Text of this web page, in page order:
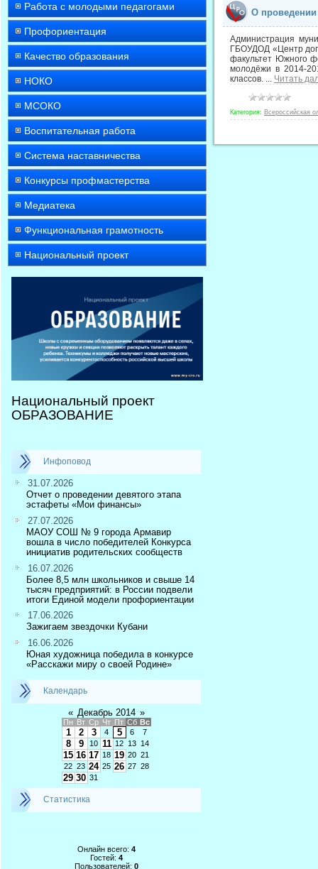
Работа с молодыми педагогами
Профориентация
Качество образования
НОКО
МСОКО
Воспитательная работа
Система наставничества
Конкурсы профмастерства
Медиатека
Функциональная грамотность
Национальный проект
Национальный проект
ОБРАЗОВАНИЕ
Инфоповод
31.07.2026
Отчет о проведении девятого этапа
эстафеты «Мои финансы»
27.07.2026
МАОУ СОШ № 9 города Армавир
вошла в число победителей Конкурса
инициатив родительских сообществ
16.07.2026
Более 8,5 млн школьников и свыше 14
тысяч предприятий: в России подвели
итоги Единой модели профориентации
17.06.2026
Зажигаем звездочки Кубани
16.06.2026
Юная художница победила в конкурсе
«Расскажи миру о своей Родине»
Календарь
« Декабрь 2014 »
Пн Вт Ср Чт Пт Сб Вс
1 2 3 4 5 6 7
8 9 10 11 12 13 14
15 16 17 18 19 20 21
22 23 24 25 26 27 28
29 30 31
Статистика
Онлайн всего: 4
Гостей: 4
Пользователей: 0
О
Администрация
ГБОУДОД «Центр
факультет Южного
молодёжи в 2014-
классов. ... Читать
Категория: Всероссийская